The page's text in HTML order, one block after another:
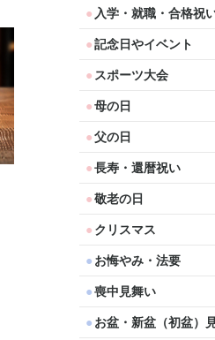
入学・就職・合格祝
記念日やイベント
スポーツ大会
母の日
父の日
長寿・還暦祝い
敬老の日
クリスマス
お悔やみ・法要
喪中見舞い
お盆・新盆（初盆）